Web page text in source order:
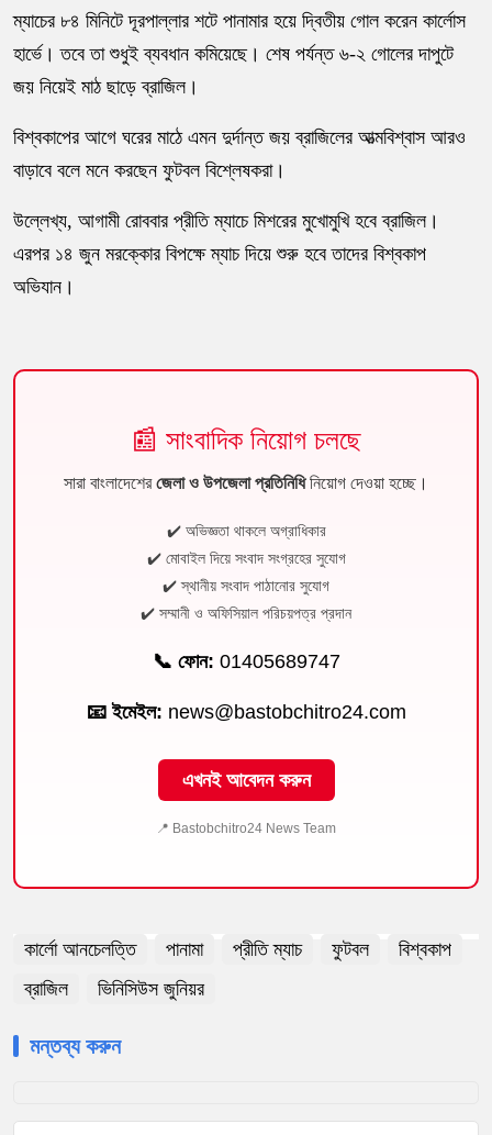
ম্যাচের ৮৪ মিনিটে দূরপাল্লার শটে পানামার হয়ে দ্বিতীয় গোল করেন কার্লোস
হার্ভে। তবে তা শুধুই ব্যবধান কমিয়েছে। শেষ পর্যন্ত ৬-২ গোলের দাপুটে
জয় নিয়েই মাঠ ছাড়ে ব্রাজিল।
বিশ্বকাপের আগে ঘরের মাঠে এমন দুর্দান্ত জয় ব্রাজিলের আত্মবিশ্বাস আরও
বাড়াবে বলে মনে করছেন ফুটবল বিশ্লেষকরা।
উল্লেখ্য, আগামী রোববার প্রীতি ম্যাচে মিশরের মুখোমুখি হবে ব্রাজিল।
এরপর ১৪ জুন মরক্কোর বিপক্ষে ম্যাচ দিয়ে শুরু হবে তাদের বিশ্বকাপ
অভিযান।
📰 সাংবাদিক নিয়োগ চলছে
সারা বাংলাদেশেরজেলা ও উপজেলা প্রতিনিধিনিয়োগ দেওয়া হচ্ছে।
✔️ অভিজ্ঞতা থাকলে অগ্রাধিকার
✔️ মোবাইল দিয়ে সংবাদ সংগ্রহের সুযোগ
✔️ স্থানীয় সংবাদ পাঠানোর সুযোগ
✔️ সম্মানী ও অফিসিয়াল পরিচয়পত্র প্রদান
📞 ফোন: 01405689747
📧 ইমেইল: news@bastobchitro24.com
এখনই আবেদন করুন
📍 Bastobchitro24 News Team
কার্লো আনচেলত্তি পানামা প্রীতি ম্যাচ ফুটবল
বিশ্বকাপ
ব্রাজিল
ভিনিসিউস জুনিয়র
মন্তব্য করুন